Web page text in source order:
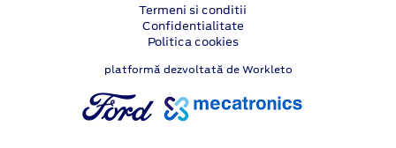
Termeni si conditii
Confidentialitate
Politica cookies
platformă dezvoltată de Workleto